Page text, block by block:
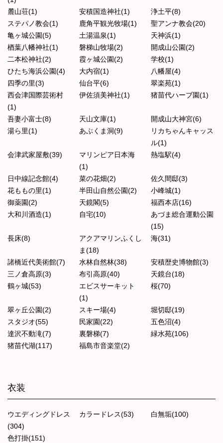
麓山荘(1)
安積国造神社(1)
浄土平(8)
ステパノ教会(1)
鹿角平観光牧場(1)
聖アンナ教会(20)
亀ヶ城公園(5)
土湯温泉(1)
天神浜(1)
楢葉八幡神社(1)
磐梯山牧場(2)
開成山公園(2)
二本松神社(2)
霞ヶ城公園(2)
学校(1)
ひたち海浜公園(4)
大内宿(1)
八幡屋(4)
四季の里(3)
仙台平(6)
翠楽苑(1)
西会津国際芸術村
(1)
伊佐須美神社(1) 猪苗代ハーブ園(1)
吾妻小富士(8) 天山文庫(1)
開成山大神宮(6)
湯ら里(1)
あぶくま洞(9)
リカちゃんキャッス
ル(1)
会津武家屋敷(39)
マリンピア日本海
(1)
熱塩駅(4)
日中線記念館(4) 菜の花畑(2)
佐久間邸(3)
花ももの里(1)
半田山自然公園(2)
小峰城(1)
御薬園(2)
天鏡閣(5)
福西本店(16)
大和川酒造(1)
自宅(10)
あづま総合運動公園
(15)
長床(8)
アクアマリンふくし
ま(18)
海(31)
諸橋近代美術館(7) 水林自然林(38)
安積歴史博物館(3)
三ノ倉高原(3)
布引高原(40)
天鏡台(18)
鶴ヶ城(53)
エビスサーキット
(1)
桜(70)
翠ヶ丘公園(2) スキー場(4)
堀切邸(19)
スタジオ(55)
民家園(22)
五色沼(4)
達沢不動滝(7)
裏磐梯(7)
緑水苑(106)
猪苗代湖(117)
福島市音楽堂(2)
衣装
ウエディングドレス
(304)
カラードレス(53) 白無垢(100)
色打掛(151)